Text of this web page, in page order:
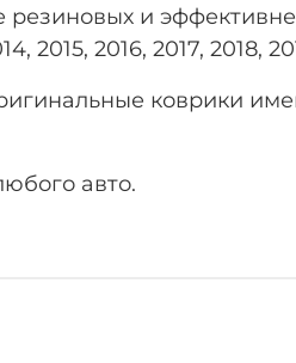
и
2015, 2016, 2017, 2018,
коврики
авто.